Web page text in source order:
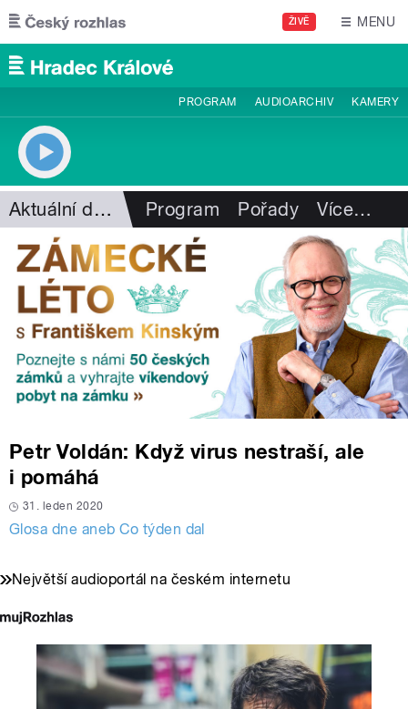
Přejít k hlavnímu obsahu
ŽIVĚ MENU
PROGRAM AUDIOARCHIV KAMERY
Aktuální dění Program Pořady Více…
Petr Voldán: Když virus nestraší, ale
i pomáhá
31. leden 2020
Glosa dne aneb Co týden dal
Největší audioportál na českém internetu